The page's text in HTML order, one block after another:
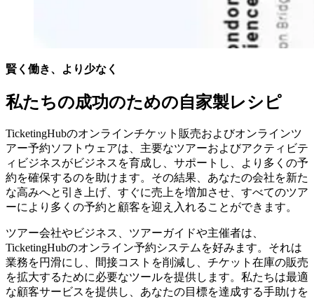
賢く働き、より少なく
私たちの成功のための自家製レシピ
TicketingHubのオンラインチケット販売およびオンラインツ
アー予約ソフトウェアは、主要なツアーおよびアクティビテ
ィビジネスがビジネスを育成し、サポートし、より多くの予
約を確保するのを助けます。その結果、あなたの会社を新た
な高みへと引き上げ、すぐに売上を増加させ、すべてのツア
ーにより多くの予約と顧客を迎え入れることができます。
ツアー会社やビジネス、ツアーガイドや主催者は、
TicketingHubのオンライン予約システムを好みます。それは
業務を円滑にし、間接コストを削減し、チケット在庫の販売
を拡大するために必要なツールを提供します。私たちは最適
な顧客サービスを提供し、あなたの目標を達成する手助けを